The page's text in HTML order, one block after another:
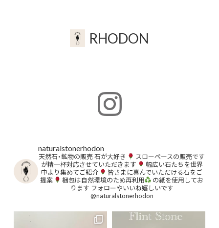
RHODON
naturalstonerhodon
天然石・鉱物の販売石が大好き
スローペースの販売です
が精一杯対応させていただきます
幅広い石たちを世界
中より集めてご紹介
皆さまに喜んでいただける石をご
提案
梱包は自然環境のため再利用
の紙を使用してお
ります フォローやいいね嬉しいです
@naturalstonerhodon